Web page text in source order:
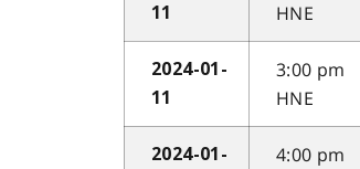
11
HNE
2024-01-
11
3:00 pm
HNE
2024-01-
4:00 pm